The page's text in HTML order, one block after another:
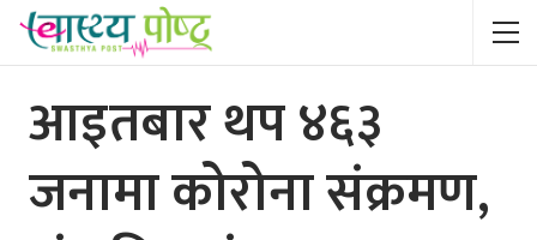
आइतबार थप ४६३
जनामा कोरोना संक्रमण,